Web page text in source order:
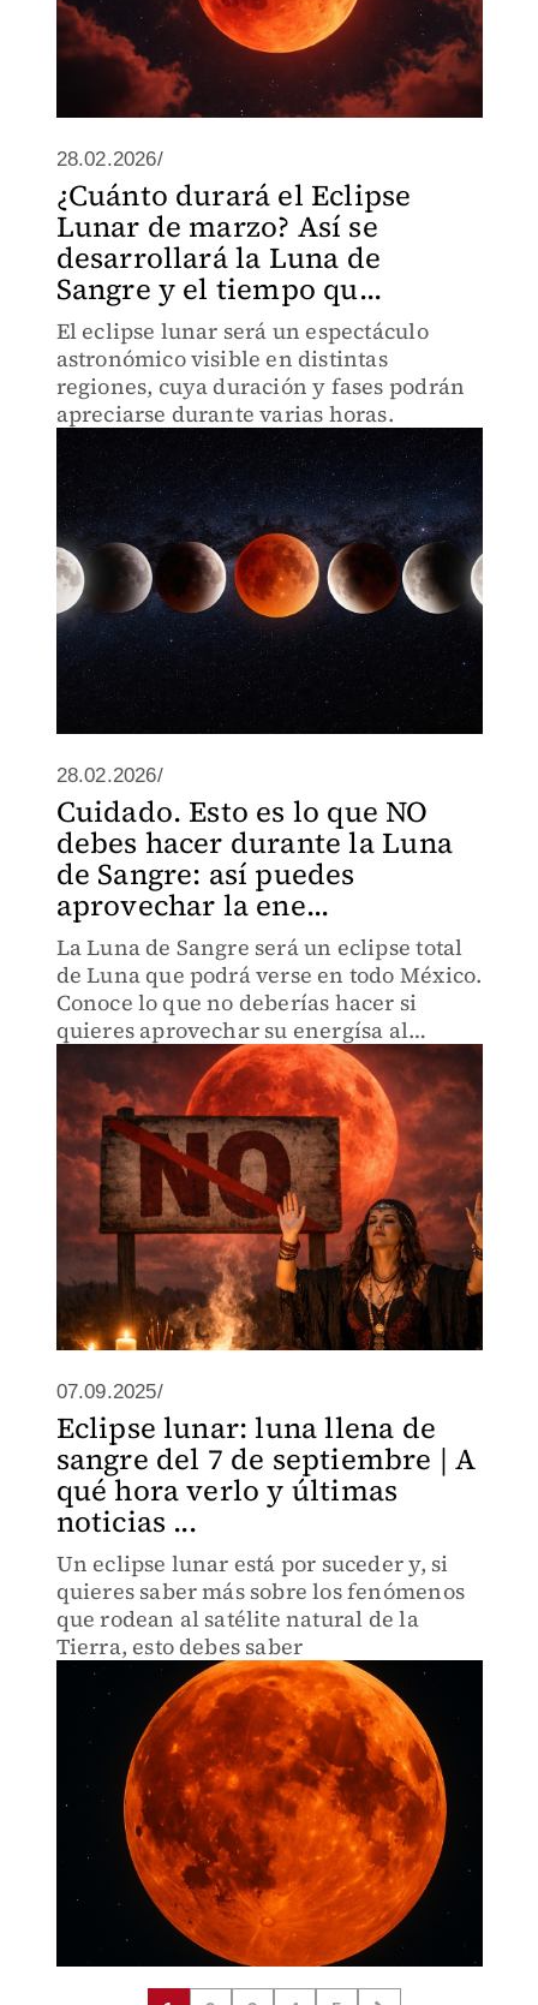
28.02.2026/
¿Cuánto durará el Eclipse
Lunar de marzo? Así se
desarrollará la Luna de
Sangre y el tiempo qu...
El eclipse lunar será un espectáculo
astronómico visible en distintas
regiones, cuya duración y fases podrán
apreciarse durante varias horas.
28.02.2026/
Cuidado. Esto es lo que NO
debes hacer durante la Luna
de Sangre: así puedes
aprovechar la ene...
La Luna de Sangre será un eclipse total
de Luna que podrá verse en todo México.
Conoce lo que no deberías hacer si
quieres aprovechar su energísa al
máximo
07.09.2025/
Eclipse lunar: luna llena de
sangre del 7 de septiembre | A
qué hora verlo y últimas
noticias ...
Un eclipse lunar está por suceder y, si
quieres saber más sobre los fenómenos
que rodean al satélite natural de la
Tierra, esto debes saber